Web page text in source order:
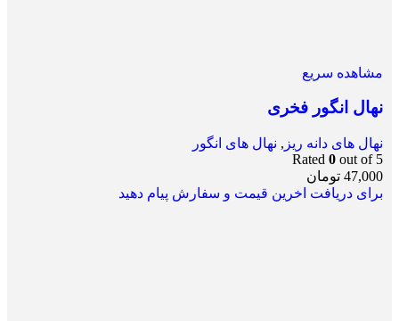
مشاهده سریع
نهال انگور فخری
نهال های دانه ریز , نهال های انگور
Rated 0 out of 5
47,000 تومان
برای دریافت اخرین قیمت و سفارش پیام دهید